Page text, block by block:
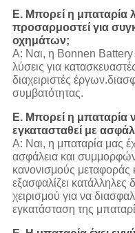
Ε. Μπορεί η μπαταρία
προσαρμοστεί για
οχημάτων;
Α: Ναι, η Bonnen Battery
λύσεις για
διαχειριστές
συμβατότητας.
Ε. Μπορεί η μπαταρία
εγκατασταθεί με
Α: Ναι, η μπαταρία μας
ασφάλεια και
κανονισμούς
εξασφαλίζει κατάλληλες
χειρισμού για να
εγκατάσταση της